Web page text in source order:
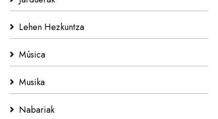
Lehen Hezkuntza
Música
Musika
Nabariak